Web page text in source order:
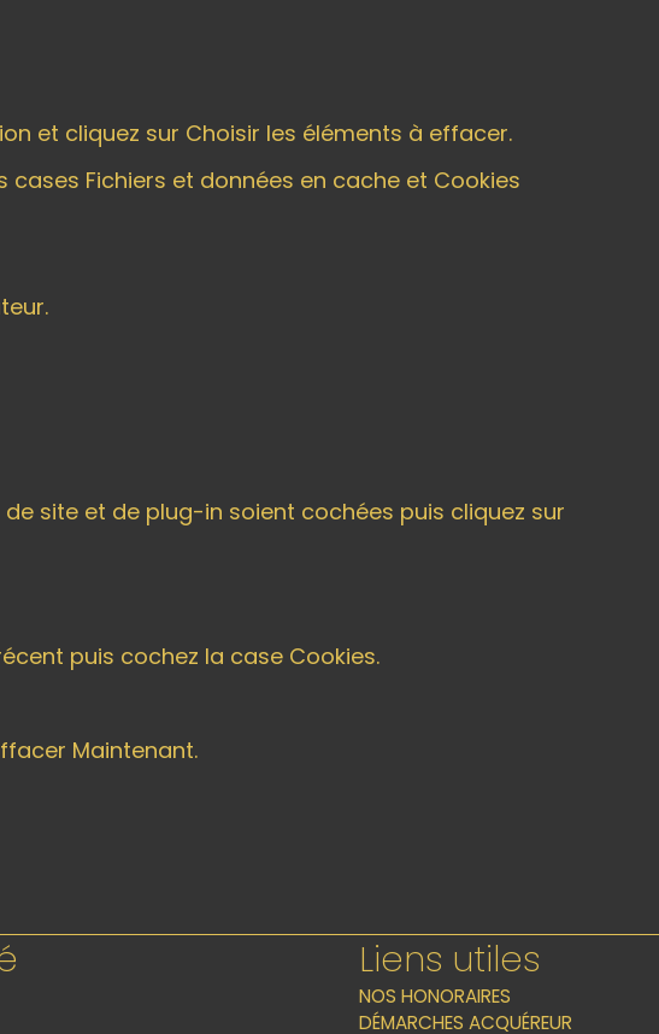
et cliquez sur Choisir les éléments à effacer.
Fichiers et données en cache et Cookies
site et de plug-in soient cochées puis cliquez sur
puis cochez la case Cookies.
Maintenant.
Liens utiles
NOS HONORAIRES
DÉMARCHES ACQUÉREUR